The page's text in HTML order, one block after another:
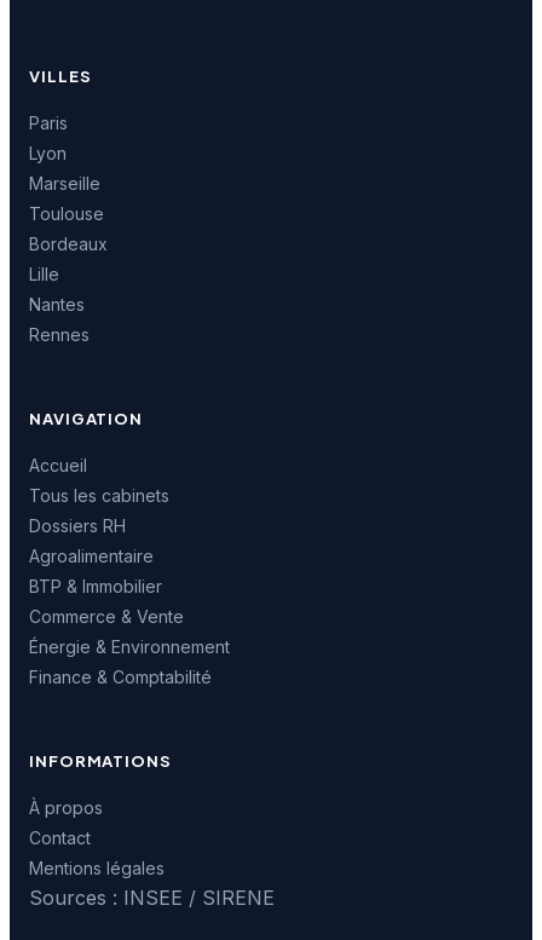
VILLES
Paris
Lyon
Marseille
Toulouse
Bordeaux
Lille
Nantes
Rennes
NAVIGATION
Accueil
Tous les cabinets
Dossiers RH
Agroalimentaire
BTP & Immobilier
Commerce & Vente
Énergie & Environnement
Finance & Comptabilité
INFORMATIONS
À propos
Contact
Mentions légales
Sources : INSEE / SIRENE